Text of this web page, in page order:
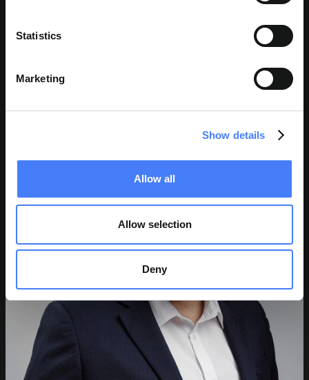
Statistics
Marketing
Show details
Allow all
Allow selection
Deny
JOHN P. CASALETTO